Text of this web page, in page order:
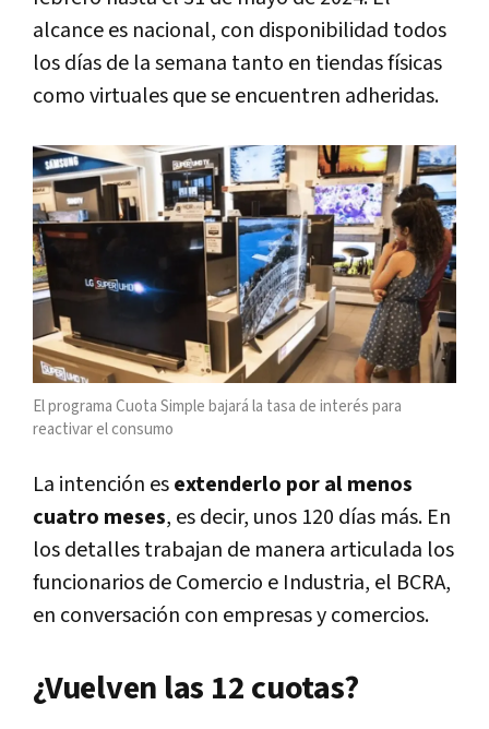
alcance es nacional, con disponibilidad todos
los días de la semana tanto en tiendas físicas
como virtuales que se encuentren adheridas.
El programa Cuota Simple bajará la tasa de interés para
reactivar el consumo
La intención esextenderlo por al menos
cuatro meses, es decir, unos 120 días más. En
los detalles trabajan de manera articulada los
funcionarios de Comercio e Industria, el BCRA,
en conversación con empresas y comercios.
¿Vuelven las 12 cuotas?